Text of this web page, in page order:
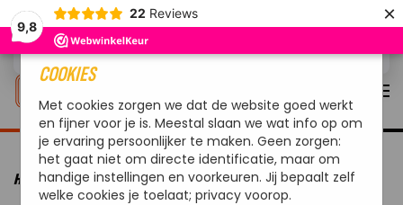
9,8
22 Reviews ×
Overslaan en naar de inhoud gaan
HOME ACTIES BBQ EXPERIENCE FAMILY PACK
COOKIES
Met cookies zorgen we dat de website goed werkt
en fijner voor je is. Meestal slaan we wat info op om
je ervaring persoonlijker te maken. Geen zorgen:
het gaat niet om directe identificatie, maar om
handige instellingen en voorkeuren. Jij bepaalt zelf
welke cookies je toelaat; privacy voorop.